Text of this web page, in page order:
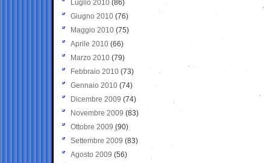
Luglio 2010 (86)
Giugno 2010 (76)
Maggio 2010 (75)
Aprile 2010 (66)
Marzo 2010 (79)
Febbraio 2010 (73)
Gennaio 2010 (74)
Dicembre 2009 (74)
Novembre 2009 (83)
Ottobre 2009 (90)
Settembre 2009 (83)
Agosto 2009 (56)